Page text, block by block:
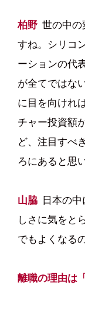
柏野 世の中の
すね。シリコ
ーションの代
が全てではな
に目を向けれ
チャー投資額
ど、注目すべ
ろにあると思
山脇 日本の
しさに気をと
でもよくなる
離職の理由は